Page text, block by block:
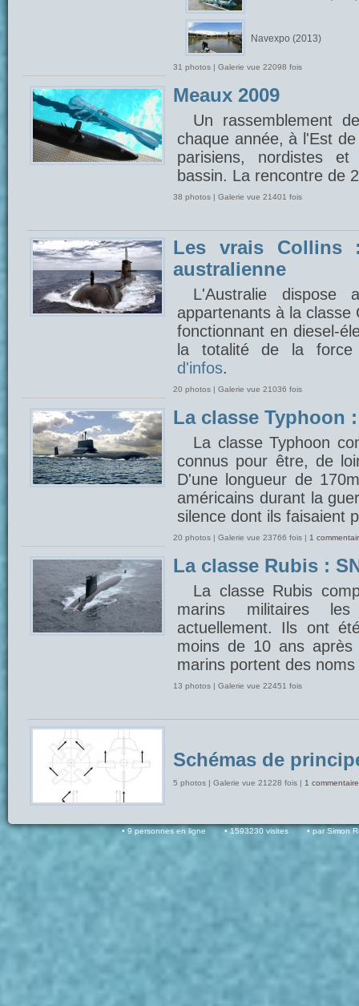
Navexpo (2013)
31 photos | Galerie vue 22098 fois
Meaux 2009
Un rassemblement
chaque année, à l'Est
parisiens, nordistes
bassin. La rencontre de
38 photos | Galerie vue 21401 fois
Les vrais Collins
australienne
L'Australie dispose
appartenants à la classe
fonctionnant en diesel-
la totalité de la force
d'infos.
20 photos | Galerie vue 21036 fois
La classe Typhoon
La classe Typhoon
connus pour être, de
D'une longueur de
américains durant la
silence dont ils faisaient
20 photos | Galerie vue 23766 fois | 1
La classe Rubis :
La classe Rubis
marins militaires
actuellement. Ils ont
moins de 10 ans
marins portent des
13 photos | Galerie vue 22451 fois
Schémas de
5 photos | Galerie vue 21228 fois | 1
9 personnes en ligne 1593230 visites par Simon